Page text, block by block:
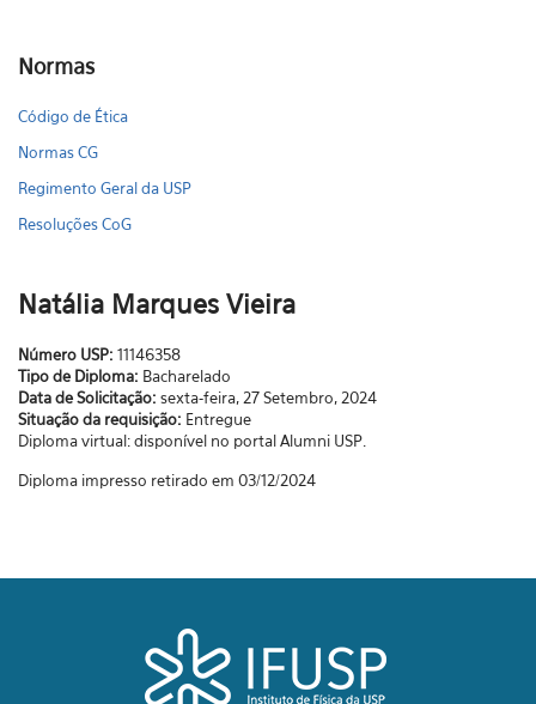
Normas
Código de Ética
Normas CG
Regimento Geral da USP
Resoluções CoG
Natália Marques Vieira
Número USP: 11146358
Tipo de Diploma: Bacharelado
Data de Solicitação: sexta-feira, 27 Setembro, 2024
Situação da requisição: Entregue
Diploma virtual: disponível no portal Alumni USP.
Diploma impresso retirado em 03/12/2024